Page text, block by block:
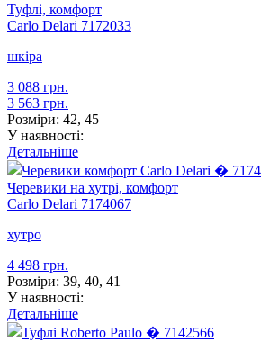
Туфлі, комфорт
Carlo Delari 7172033
шкіра
3 088 грн.
3 563 грн.
Розміри: 42, 45
У наявності:
Детальніше
Черевики на хутрі, комфорт
Carlo Delari 7174067
хутро
4 498 грн.
Розміри: 39, 40, 41
У наявності:
Детальніше